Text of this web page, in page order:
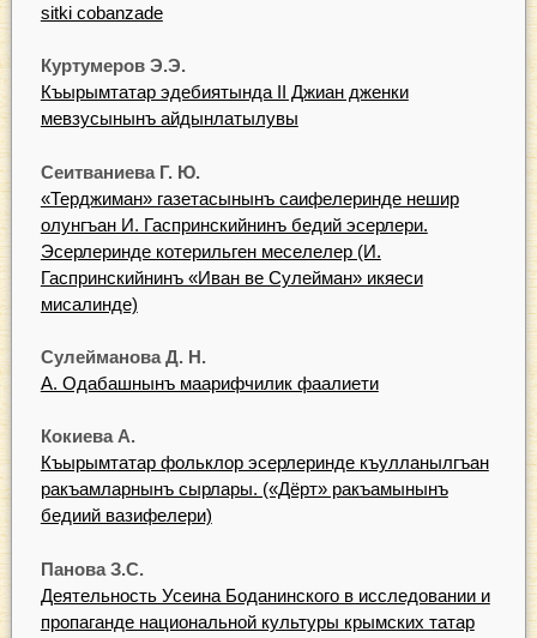
sitki cobanzade
Куртумеров Э.Э.
Къырымтатар эдебиятында II Джиан дженки
мевзусынынъ айдынлатылувы
Сеитваниева Г. Ю.
«Терджиман» газетасынынъ саифелеринде нешир
олунгъан И. Гаспринскийнинъ бедий эсерлери.
Эсерлеринде котерильген меселелер (И.
Гаспринскийнинъ «Иван ве Сулейман» икяеси
мисалинде)
Сулейманова Д. Н.
А. Одабашнынъ маарифчилик фаалиети
Кокиева А.
Къырымтатар фольклор эсерлеринде къулланылгъан
ракъамларнынъ сырлары. («Дёрт» ракъамынынъ
бедиий вазифелери)
Панова З.С.
Деятельность Усеина Боданинского в исследовании и
пропаганде национальной культуры крымских татар